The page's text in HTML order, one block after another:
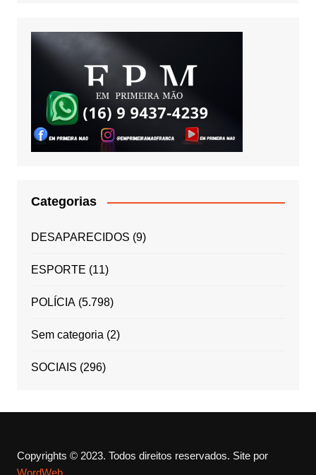
Categorias
DESAPARECIDOS (9)
ESPORTE (11)
POLÍCIA(5.798)
Sem categoria (2)
SOCIAIS (296)
Copyrights © 2023. Todos direitos reservados. Site por
WordWeb